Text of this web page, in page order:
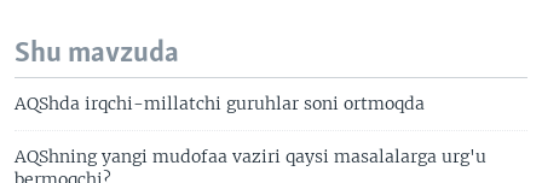
Shu mavzuda
AQShda irqchi-millatchi guruhlar soni ortmoqda
AQShning yangi mudofaa vaziri qaysi masalalarga urg'u